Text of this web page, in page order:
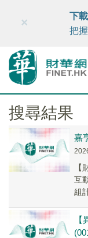
財華智庫網
×
下
把
搜尋結果
嘉
互
組